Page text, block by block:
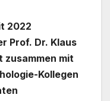
2022
Prof. Dr. Klaus
zusammen mit
Kollegen